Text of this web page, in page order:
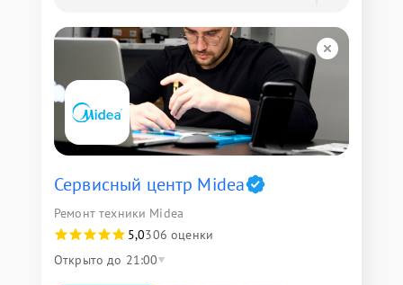
Сервисный центр Midea
Ремонт техники Midea
5,0306 оценки
Открыто до 21:00